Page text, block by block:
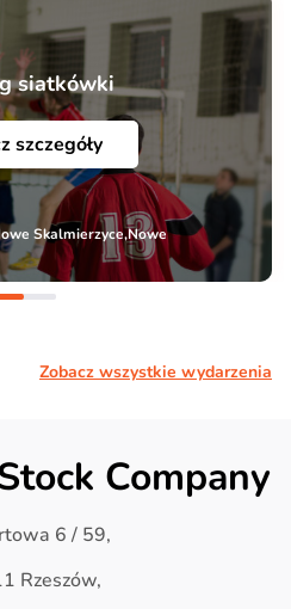
siatkówki
szczegóły
Skalmierzyce,Nowe
Zobacz wszystkie wydarzenia
Company
6 / 59,
Rzeszów,